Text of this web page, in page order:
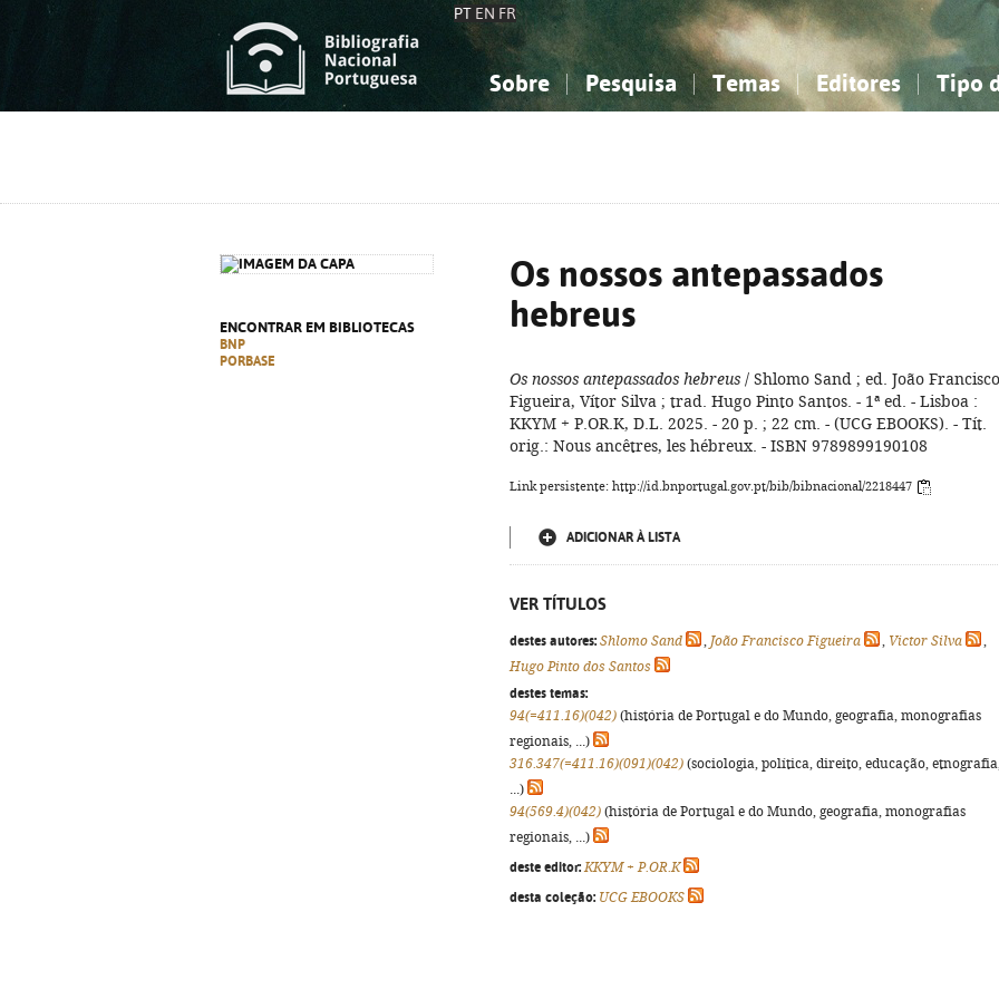
PT EN FR
Sobre Pesquisa Temas Editores Tipo
ENCONTRAR EM BIBLIOTECAS
BNP
PORBASE
Os nossos antepassados
hebreus
Os nossos antepassados hebreus / Shlomo Sand ; ed. João Francisco
Figueira, Vítor Silva ; trad. Hugo Pinto Santos. - 1ª ed. - Lisboa :
KKYM + P.OR.K, D.L. 2025. - 20 p. ; 22 cm. - (UCG EBOOKS). - Tít.
orig.: Nous ancêtres, les hébreux. - ISBN 9789899190108
Link persistente: http://id.bnportugal.gov.pt/bib/bibnacional/2218447
ADICIONAR À LISTA
VER TÍTULOS
destes autores: Shlomo Sand , João Francisco Figueira , Victor Silva
,
Hugo Pinto dos Santos
destes temas:
94(=411.16)(042) (história de Portugal e do Mundo, geografia, monografias
regionais, ...)
316.347(=411.16)(091)(042) (sociologia, política, direito, educação,
...)
94(569.4)(042) (história de Portugal e do Mundo, geografia, monografias
regionais, ...)
deste editor: KKYM + P.OR.K
desta coleção: UCG EBOOKS